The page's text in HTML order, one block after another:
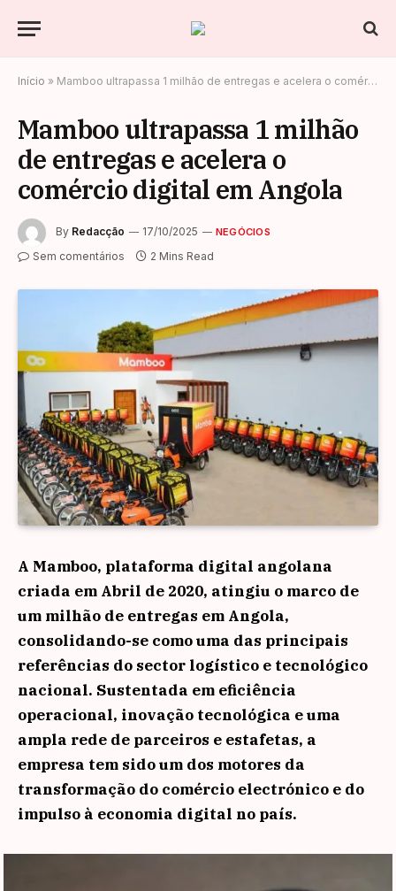
Início » Mamboo ultrapassa 1 milhão de entregas e acelera o comércio digital em Angola
Mamboo ultrapassa 1 milhão
de entregas e acelera o
comércio digital em Angola
By Redacção 17/10/2025 NEGÓCIOS
Sem comentários 2 Mins Read
A Mamboo, plataforma digital angolana
criada em Abril de 2020, atingiu o marco de
um milhão de entregas em Angola,
consolidando-se como uma das principais
referências do sector logístico e tecnológico
nacional. Sustentada em eficiência
operacional, inovação tecnológica e uma
ampla rede de parceiros e estafetas, a
empresa tem sido um dos motores da
transformação do comércio electrónico e do
impulso à economia digital no país.